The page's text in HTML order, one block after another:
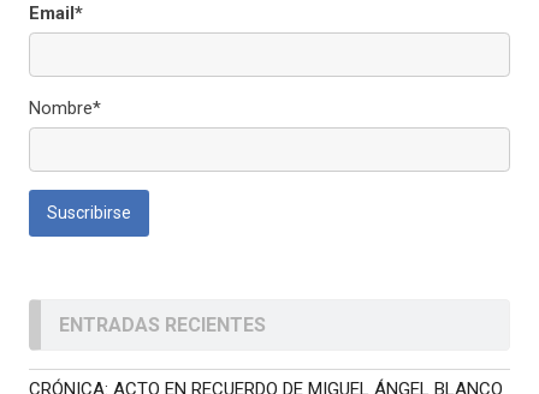
Email*
Nombre*
ENTRADAS RECIENTES
CRÓNICA: ACTO EN RECUERDO DE MIGUEL ÁNGEL BLANCO